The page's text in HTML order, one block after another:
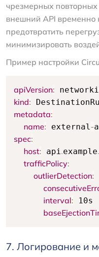
чрезмерных повторных
внешний API временно
предотвратить
минимизировать
Пример настройки
apiVersion:
kind:
metadata:
name: external-
spec:
host: api.example.
trafficPolicy:
outlierDetection:
interval: 10s
7. Логирование и